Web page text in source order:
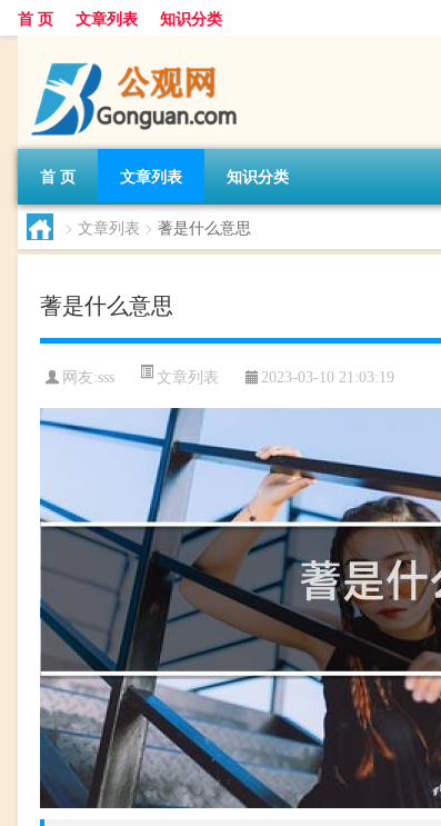
首 页 文章列表 知识分类
首 页 文章列表 知识分类
> 文章列表 > 蓍是什么意思
蓍是什么意思
网友:sss 文章列表 2023-03-10 21:03:19